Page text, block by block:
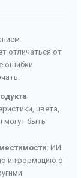
отличаться от
ошибки
:
цвета,
могут быть
: ИИ
информацию о